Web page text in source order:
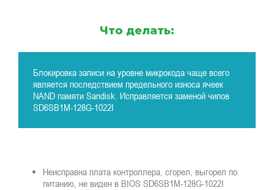
Что делать:
Блокировка записи на уровне микрокода чаще всего
является последствием предельного износа ячеек
NAND памяти Sandisk. Исправляется заменой чипов
SD6SB1M-128G-1022I
Неисправна плата контроллера, сгорел, выгорел по
питанию, не виден в BIOS SD6SB1M-128G-1022I